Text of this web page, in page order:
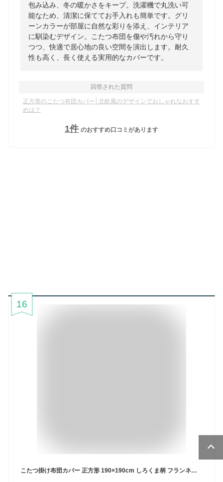
包み込み、冬の暖かさをキープ。洗濯機で丸洗い可
能なため、清潔に保ててお手入れも簡単です。グリ
ーンカラーが部屋に自然な彩りを添え、インテリア
に馴染むデザイン。こたつ布団を傷や汚れから守り
つつ、快適で居心地の良い空間を演出します。耐久
性も高く、長く使える実用的なカバーです。
回答された質問
正方形のこたつ布団カバー│北欧風のデザインでおしゃれなおすす
めは？
1件 のおすすめ口コミがあります
16